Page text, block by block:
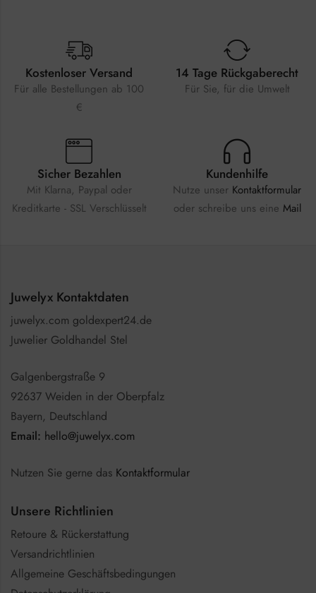
Kostenloser Versand
Für alle Bestellungen ab 100
€
14 Tage Rückgaberecht
Für Sie, für die Umwelt
Sicher Bezahlen
Mit Klarna, Paypal oder
Kreditkarte - SSL Verschlüsselt
Kundenhilfe
Nutze unser Kontaktformular
oder schreibe uns eine Mail
Juwelyx Kontaktdaten
juwelyx.com goldexpert24.de
Juwelier Goldhandel Stel
Galgenbergstraße 9
92637 Weiden in der Oberpfalz
Bayern, Deutschland
Email: hello@juwelyx.com
Nutzen Sie gerne das Kontaktformular
Unsere Richtlinien
Retoure & Rückerstattung
Versandrichtlinien
Allgemeine Geschäftsbedingungen